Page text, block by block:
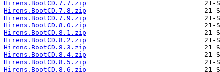
Hirens.BootCD.7.7.zip
Hirens.BootCD.7.8.zip
Hirens.BootCD.7.9.zip
Hirens.BootCD.8.0.zip
Hirens.BootCD.8.1.zip
Hirens.BootCD.8.2.zip
Hirens.BootCD.8.3.zip
Hirens.BootCD.8.4.zip
Hirens.BootCD.8.5.zip
Hirens.BootCD.8.6.zip